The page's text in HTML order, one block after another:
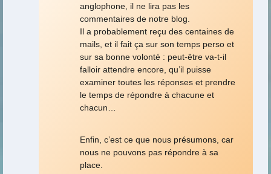
anglophone, il ne lira pas les
commentaires de notre blog.
Il a probablement reçu des centaines de
mails, et il fait ça sur son temps perso et
sur sa bonne volonté : peut-être va-t-il
falloir attendre encore, qu’il puisse
examiner toutes les réponses et prendre
le temps de répondre à chacune et
chacun…
Enfin, c’est ce que nous présumons, car
nous ne pouvons pas répondre à sa
place.